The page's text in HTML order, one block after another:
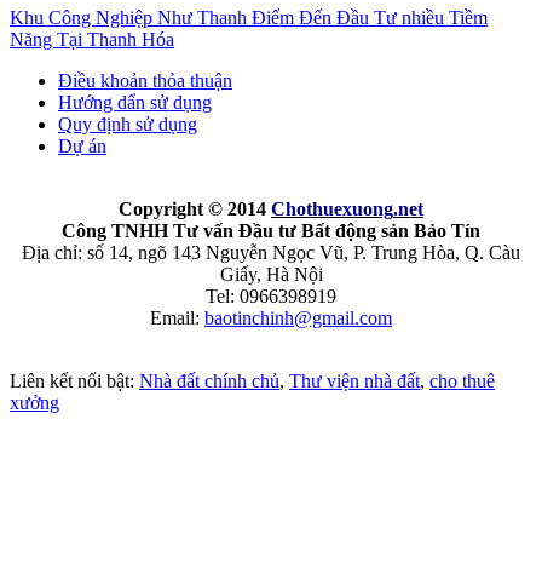
Khu Công Nghiệp Như Thanh Điểm Đến Đầu Tư nhiều Tiềm
Năng Tại Thanh Hóa
Điều khoản thỏa thuận
Hướng dẩn sử dụng
Quy định sử dụng
Dự án
Copyright © 2014 Chothuexuong.net
Công TNHH Tư vấn Đầu tư Bất động sản Bảo Tín
Địa chỉ: số 14, ngõ 143 Nguyễn Ngọc Vũ, P. Trung Hòa, Q. Càu
Giấy, Hà Nội
Tel: 0966398919
Email: baotinchinh@gmail.com
Liên kết nổi bật: Nhà đất chính chủ, Thư viện nhà đất, cho thuê
xưởng